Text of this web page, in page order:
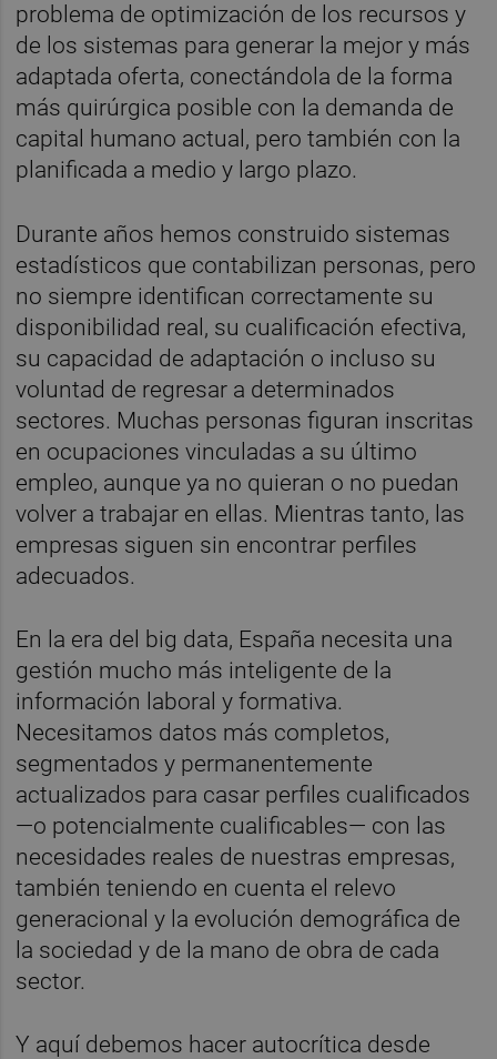
problema de optimización de los recursos y
de los sistemas para generar la mejor y más
adaptada oferta, conectándola de la forma
más quirúrgica posible con la demanda de
capital humano actual, pero también con la
planificada a medio y largo plazo.
Durante años hemos construido sistemas
estadísticos que contabilizan personas, pero
no siempre identifican correctamente su
disponibilidad real, su cualificación efectiva,
su capacidad de adaptación o incluso su
voluntad de regresar a determinados
sectores. Muchas personas figuran inscritas
en ocupaciones vinculadas a su último
empleo, aunque ya no quieran o no puedan
volver a trabajar en ellas. Mientras tanto, las
empresas siguen sin encontrar perfiles
adecuados.
En la era del big data, España necesita una
gestión mucho más inteligente de la
información laboral y formativa.
Necesitamos datos más completos,
segmentados y permanentemente
actualizados para casar perfiles cualificados
—o potencialmente cualificables— con las
necesidades reales de nuestras empresas,
también teniendo en cuenta el relevo
generacional y la evolución demográfica de
la sociedad y de la mano de obra de cada
sector.
Y aquí debemos hacer autocrítica desde